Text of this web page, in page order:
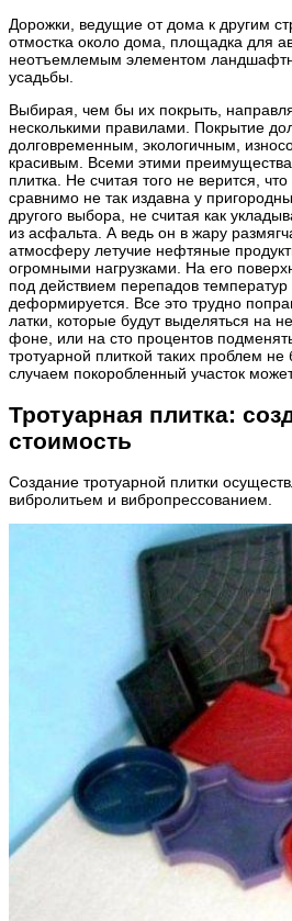
Дорожки, ведущие от дома к другим
отмостка около дома, площадка для
неотъемлемым элементом
усадьбы.
Выбирая, чем бы их покрыть,
несколькими правилами. Покрытие
долговременным, экологичным,
красивым. Всеми этими
плитка. Не считая того не верится,
сравнимо не так издавна у
другого выбора, не считая как
из асфальта. А ведь он в жару
атмосферу летучие нефтяные
огромными нагрузками. На его
под действием перепадов температур
деформируется. Все это трудно
латки, которые будут выделяться на
фоне, или на сто процентов
тротуарной плиткой таких проблем не
случаем покоробленный участок
Тротуарная плитка:
стоимость
Создание тротуарной плитки
вибролитьем и вибропрессованием.